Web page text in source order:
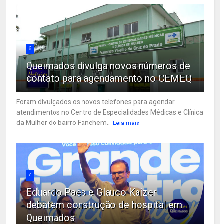
6
Queimados divulga novos números de
contato para agendamento no CEMEQ
Foram divulgados os novos telefones para agendar
atendimentos no Centro de Especialidades Médicas e Clínica
da Mulher do bairro Fanchem...
Leia mais
7
Eduardo Paes e Glauco Kaizer
debatem construção de hospital em
Queimados